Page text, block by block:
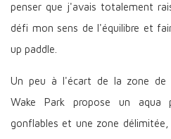
penser que j'avais totalement
défi mon sens de l'équilibre et
up paddle.
Un peu à l'écart de la zone de
Wake Park propose un aqua
gonflables et une zone